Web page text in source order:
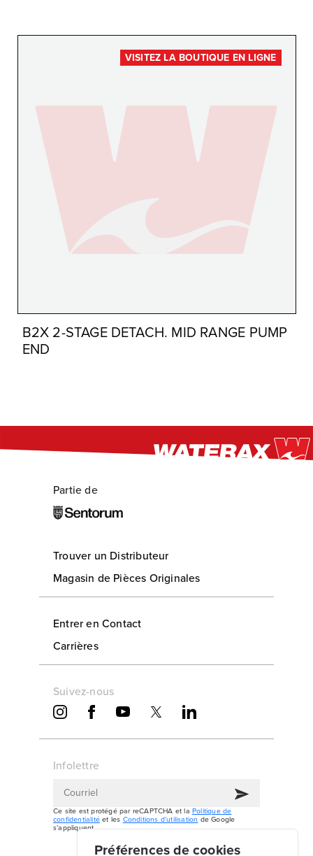
VISITEZ LA BOUTIQUE EN LIGNE
B2X 2-STAGE DETACH. MID RANGE PUMP
END
Partie de
Trouver un Distributeur
Magasin de Pièces Originales
Entrer en Contact
Carrières
Suivez-nous
Infolettre
Ce site est protégé par reCAPTCHA et la Politique de
confidentialité et les Conditions d’utilisation de Google
s’appliquent.
Préférences de cookies